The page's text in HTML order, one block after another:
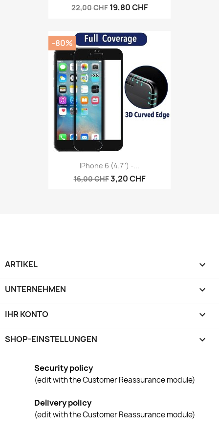
22,00 CHF 19,80 CHF
IPhone 6 (4.7'') -...
16,00 CHF3,20 CHF
-80%
ARTIKEL 
UNTERNEHMEN 
IHR KONTO 
SHOP-EINSTELLUNGEN keyboard_arrow_down
Security policy
(edit with the Customer Reassurance module)
Delivery policy
(edit with the Customer Reassurance module)